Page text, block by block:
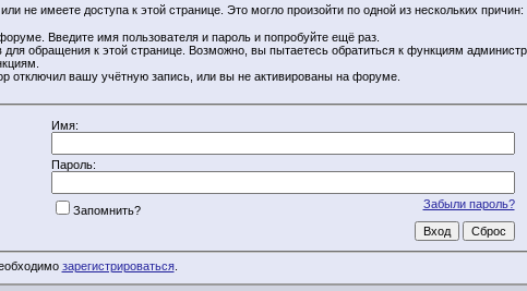
не имеете доступа к этой странице. Это могло произойти по одной из нескольких причин:
Введите имя пользователя и пароль и попробуйте ещё раз.
для обращения к этой странице. Возможно, вы пытаетесь обратиться к функциям
отключил вашу учётную запись, или вы не активированы на форуме.
Имя:
Пароль:
Забыли пароль?
Запомнить?
зарегистрироваться.